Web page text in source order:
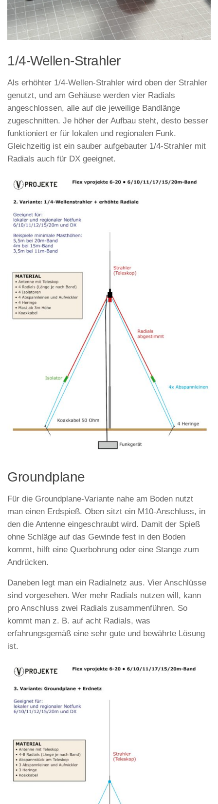
1/4-Wellen-Strahler
Als erhöhter 1/4-Wellen-Strahler wird oben der Strahler
genutzt, und am Gehäuse werden vier Radials
angeschlossen, alle auf die jeweilige Bandlänge
zugeschnitten. Je höher der Aufbau steht, desto besser
funktioniert er für lokalen und regionalen Funk.
Gleichzeitig ist ein sauber aufgebauter 1/4-Strahler mit
Radials auch für DX geeignet.
Groundplane
Für die Groundplane-Variante nahe am Boden nutzt
man einen Erdspieß. Oben sitzt ein M10-Anschluss, in
den die Antenne eingeschraubt wird. Damit der Spieß
ohne Schläge auf das Gewinde fest in den Boden
kommt, hilft eine Querbohrung oder eine Stange zum
Andrücken.
Daneben legt man ein Radialnetz aus. Vier Anschlüsse
sind vorgesehen. Wer mehr Radials nutzen will, kann
pro Anschluss zwei Radials zusammenführen. So
kommt man z. B. auf acht Radials, was
erfahrungsgemäß eine sehr gute und bewährte Lösung
ist.